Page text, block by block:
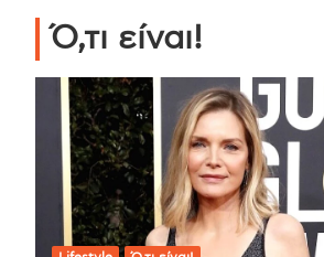
Ό,τι είναι!